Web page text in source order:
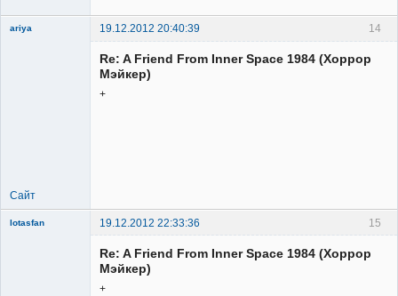
14
ariya 19.12.2012 20:40:39
Re: A Friend From Inner Space 1984 (Хоррор
Мэйкер)
+
Сайт
15
lotasfan
19.12.2012 22:33:36
Re: A Friend From Inner Space 1984 (Хоррор
Мэйкер)
+